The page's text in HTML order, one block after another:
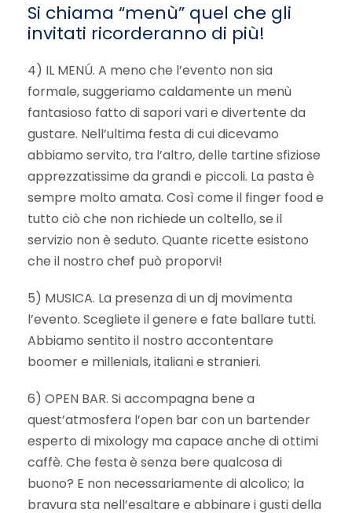
Si chiama “menù” quel che gli
invitati ricorderanno di più!
4) IL MENÚ. A meno che l’evento non sia
formale, suggeriamo caldamente un menù
fantasioso fatto di sapori vari e divertente da
gustare. Nell’ultima festa di cui dicevamo
abbiamo servito, tra l’altro, delle tartine sfiziose
apprezzatissime da grandi e piccoli. La pasta è
sempre molto amata. Così come il finger food e
tutto ciò che non richiede un coltello, se il
servizio non è seduto. Quante ricette esistono
che il nostro chef può proporvi!
5) MUSICA. La presenza di un dj movimenta
l’evento. Scegliete il genere e fate ballare tutti.
Abbiamo sentito il nostro accontentare
boomer e millenials, italiani e stranieri.
6) OPEN BAR. Si accompagna bene a
quest’atmosfera l’open bar con un bartender
esperto di mixology ma capace anche di ottimi
caffè. Che festa è senza bere qualcosa di
buono? E non necessariamente di alcolico; la
bravura sta nell’esaltare e abbinare i gusti della